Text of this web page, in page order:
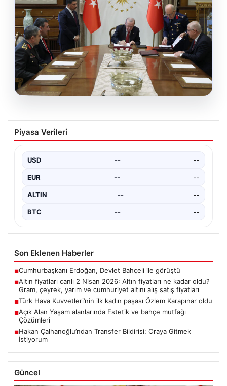
04.08.2026
Türk Hava Kuvvetleri’nin ilk kadın
paşası Özlem Karapınar oldu
Özlem Karapınar İlk Kadın Paşa Oldu”,…
Piyasa Verileri
USD -- --
EUR -- --
ALTIN -- --
BTC -- --
Son Eklenen Haberler
■Cumhurbaşkanı Erdoğan, Devlet Bahçeli ile görüştü
■Altın fiyatları canlı 2 Nisan 2026: Altın fiyatları ne kadar oldu?
Gram, çeyrek, yarım ve cumhuriyet altını alış satış fiyatları
■Türk Hava Kuvvetleri’nin ilk kadın paşası Özlem Karapınar oldu
■Açık Alan Yaşam alanlarında Estetik ve bahçe mutfağı
Çözümleri
■Hakan Çalhanoğlu’ndan Transfer Bildirisi: Oraya Gitmek
İstiyorum
Güncel